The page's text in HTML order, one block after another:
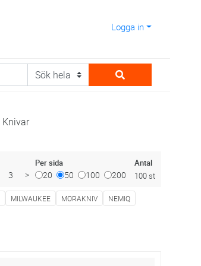
Logga in
Knivar
3 >
Per sida
20 50 100 200
Antal
100 st
MILWAUKEE MORAKNIV
NEMIQ